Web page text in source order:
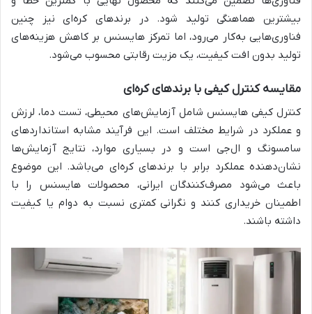
بیشترین هماهنگی تولید شود. در برندهای کره‌ای نیز چنین
فناوری‌هایی به‌کار می‌رود، اما تمرکز هایسنس بر کاهش هزینه‌های
تولید بدون افت کیفیت، یک مزیت رقابتی محسوب می‌شود.
مقایسه کنترل کیفی با برندهای کره‌ای
کنترل کیفی هایسنس شامل آزمایش‌های محیطی، تست دما، لرزش
و عملکرد در شرایط مختلف است. این فرآیند مشابه استانداردهای
سامسونگ و ال‌جی است و در بسیاری موارد، نتایج آزمایش‌ها
نشان‌دهنده عملکرد برابر با برندهای کره‌ای می‌باشد. این موضوع
باعث می‌شود مصرف‌کنندگان ایرانی، محصولات هایسنس را با
اطمینان خریداری کنند و نگرانی کمتری نسبت به دوام یا کیفیت
داشته باشند.